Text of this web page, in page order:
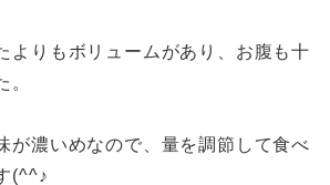
よりもボリュームがあり、お腹も十
。
が濃いめなので、量を調節して食べ
(^^♪